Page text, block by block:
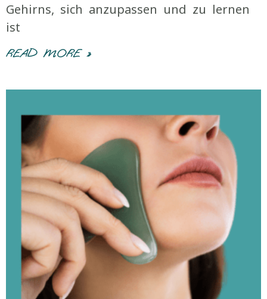
Gehirns, sich anzupassen und zu lernen
ist
READ MORE »